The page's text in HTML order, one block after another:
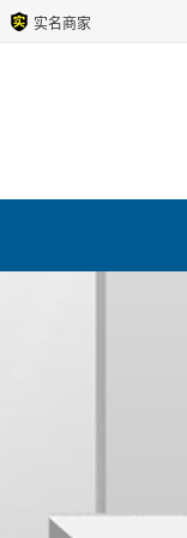
实名商家